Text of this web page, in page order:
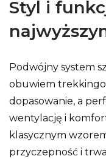
Styl i
Podwójny system
obuwiem
dopasowanie, a
wentylację i
klasycznym
przyczepność i